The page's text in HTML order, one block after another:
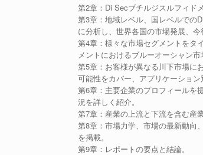
第2章：Di Secブチルジスルフィド
第3章：地域レベル、国レベルでの
に分析し、世界各国の市場発展、
第4章：様々な市場セグメントをタ
メントにおけるブルーオーシャン市
第5章：お客様が異なる川下市場に
可能性をカバー、アプリケーション
第6章：主要企業のプロフィールを
況を詳しく紹介。
第7章：産業の上流と下流を含む産
第8章：市場力学、市場の最新動向
を掲載。
第9章：レポートの要点と結論。